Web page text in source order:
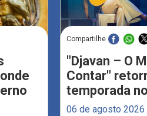
Compartilhe
"Djavan – O
Contar"
temporada
06 de agosto 2026